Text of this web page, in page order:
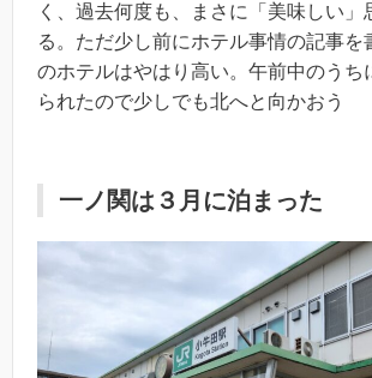
く、過去何度も、まさに「美味しい」
る。ただ少し前にホテル事情の記事を
のホテルはやはり高い。午前中のうち
られたので少しでも北へと向かおう
一ノ関は３月に泊まった